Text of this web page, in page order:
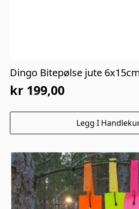
Dingo Bitepølse jute
kr 199,00
Legg I